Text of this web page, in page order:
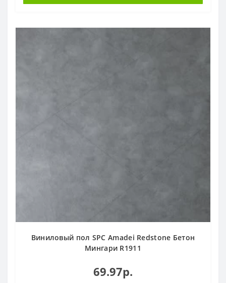
Виниловый пол SPC Amadei Redstone Бетон
Мингари R1911
69.97р.